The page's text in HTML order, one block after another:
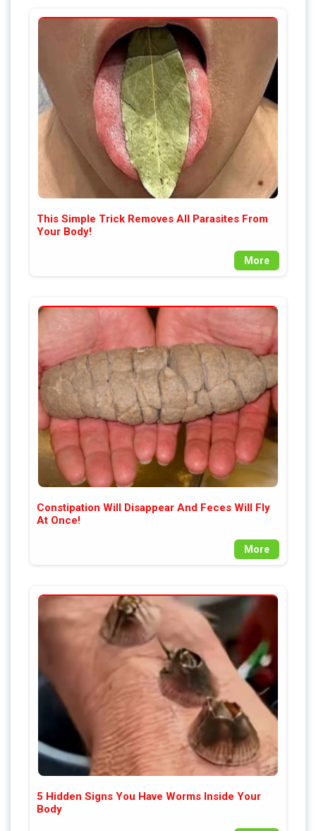
This Simple Trick Removes All Parasites From
Your Body!
More
Constipation Will Disappear And Feces Will Fly
At Once!
More
5 Hidden Signs You Have Worms Inside Your
Body